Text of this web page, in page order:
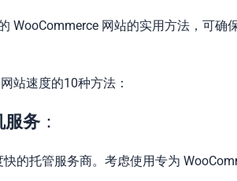
WooCommerce 网站的实用方法，可
站速度的10种方法：
服务 ：
的托管服务商。考虑使用专为